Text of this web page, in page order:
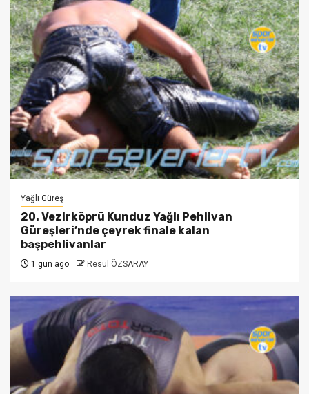
Yağlı Güreş
20. Vezirköprü Kunduz Yağlı Pehlivan
Güreşleri’nde çeyrek finale kalan
başpehlivanlar
1 gün ago Resul ÖZSARAY